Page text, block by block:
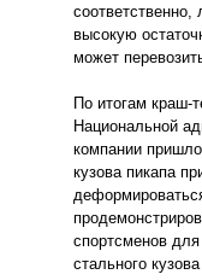
соответственно,
высокую
может
По итогам краш-
Национальной
компании
кузова пикапа
спортсменов
стального